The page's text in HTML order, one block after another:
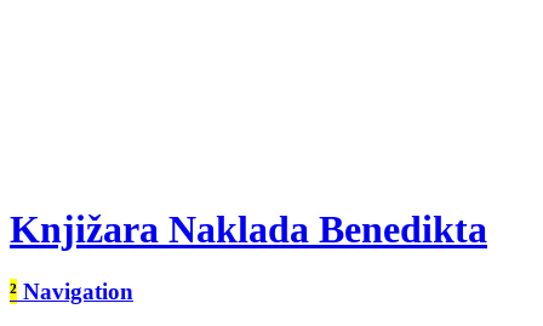
Knjižara Naklada Benedikta
² Navigation